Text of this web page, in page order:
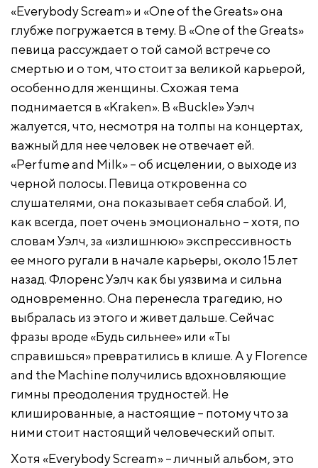
«Everybody Scream» и «One of the Greats» она
глубже погружается в тему. В «One of the Greats»
певица рассуждает о той самой встрече со
смертью и о том, что стоит за великой карьерой,
особенно для женщины. Схожая тема
поднимается в «Kraken». В «Buckle» Уэлч
жалуется, что, несмотря на толпы на концертах,
важный для нее человек не отвечает ей.
«Perfume and Milk» – об исцелении, о выходе из
черной полосы. Певица откровенна со
слушателями, она показывает себя слабой. И,
как всегда, поет очень эмоционально – хотя, по
словам Уэлч, за «излишнюю» экспрессивность
ее много ругали в начале карьеры, около 15 лет
назад. Флоренс Уэлч как бы уязвима и сильна
одновременно. Она перенесла трагедию, но
выбралась из этого и живет дальше. Сейчас
фразы вроде «Будь сильнее» или «Ты
справишься» превратились в клише. А у Florence
and the Machine получились вдохновляющие
гимны преодоления трудностей. Не
клишированные, а настоящие – потому что за
ними стоит настоящий человеческий опыт.
Хотя «Everybody Scream» – личный альбом, это